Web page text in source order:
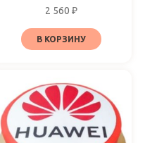
2 560 ₽
В КОРЗИНУ